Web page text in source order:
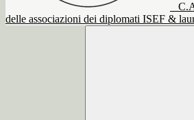
delle associazioni dei diplomati ISEF &